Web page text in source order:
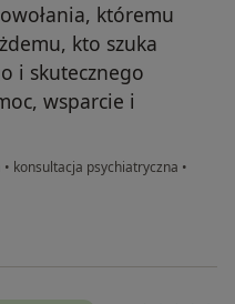
któremu
kto szuka
i skutecznego
wsparcie i
• konsultacja psychiatryczna •